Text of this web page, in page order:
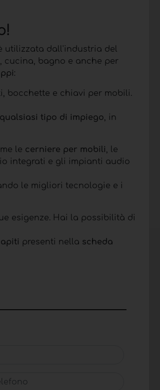
utilizzata dall'industria del
cucina, bagno e anche per
:
bocchette e chiavi per mobili.
qualsiasi tipo di impiego, in
le cerniere per mobili, le
integrati e gli impianti audio
le migliori tecnologie e i
esigenze. Hai la possibilità di
presenti nella scheda